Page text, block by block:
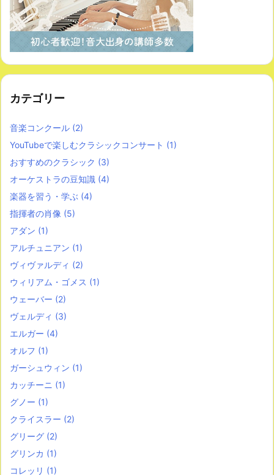
カテゴリー
音楽コンクール (2)
YouTubeで楽しむクラシックコンサート (1)
おすすめのクラシック (3)
オーケストラの豆知識 (4)
楽器を習う・学ぶ (4)
指揮者の肖像 (5)
アダン (1)
アルチュニアン (1)
ヴィヴァルディ (2)
ウィリアム・ゴメス (1)
ウェーバー (2)
ヴェルディ (3)
エルガー (4)
オルフ (1)
ガーシュウィン (1)
カッチーニ (1)
グノー (1)
クライスラー (2)
グリーグ (2)
グリンカ (1)
コレッリ (1)